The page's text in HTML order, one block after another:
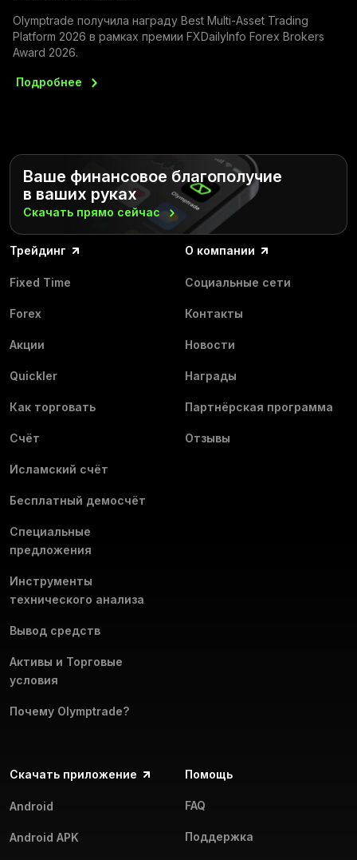
Olymptrade получила награду Best Multi-Asset Trading
Platform 2026 в рамках премии FXDailyInfo Forex Brokers
Award 2026.
Подробнее
Ваше финансовое благополучие
в ваших руках
Скачать прямо сейчас
Трейдинг
Fixed Time
Forex
Акции
Quickler
Как торговать
Счёт
Исламский счёт
Бесплатный демосчёт
Специальные
предложения
Инструменты
технического анализа
Вывод средств
Активы и Торговые
условия
Почему Olymptrade?
О компании
Социальные сети
Контакты
Новости
Награды
Партнёрская программа
Отзывы
Скачать приложение
Android
Android APK
Помощь
FAQ
Поддержка